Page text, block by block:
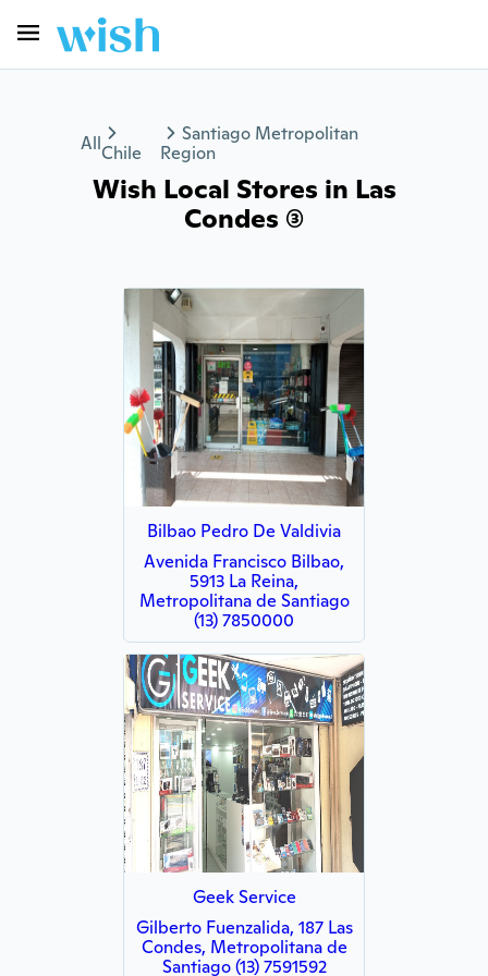
AllChile
Santiago Metropolitan
Region
Wish Local Stores in Las
Condes (3)
Bilbao Pedro De Valdivia
Avenida Francisco Bilbao,
5913 La Reina,
Metropolitana de Santiago
(13) 7850000
Geek Service
Gilberto Fuenzalida, 187 Las
Condes, Metropolitana de
Santiago (13) 7591592